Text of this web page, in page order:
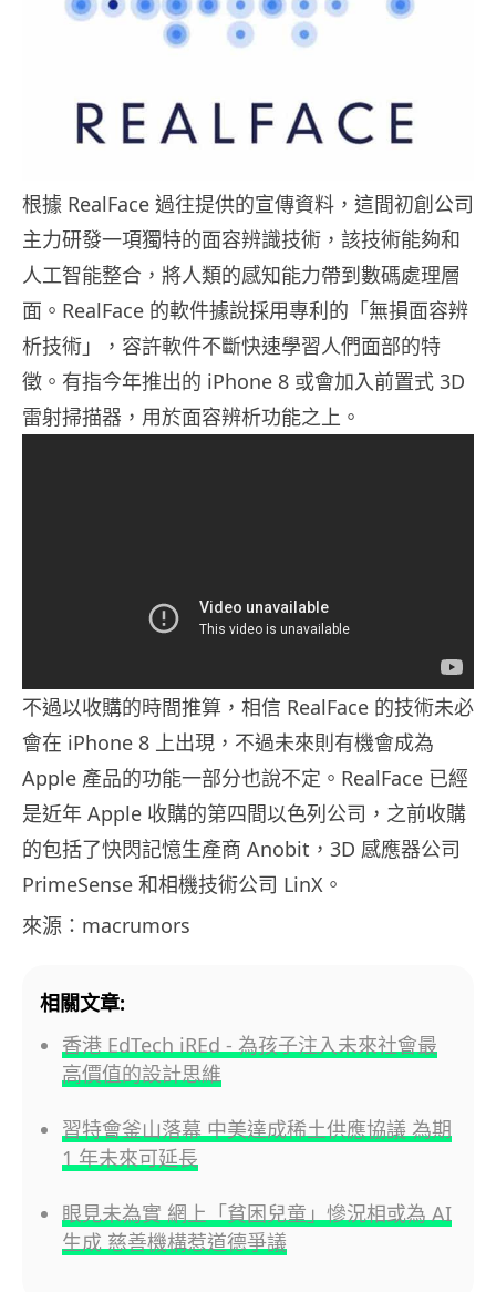
根據 RealFace 過往提供的宣傳資料，這間初創公司
主力研發一項獨特的面容辨識技術，該技術能夠和
人工智能整合，將人類的感知能力帶到數碼處理層
面。RealFace 的軟件據說採用專利的「無損面容辨
析技術」，容許軟件不斷快速學習人們面部的特
徵。有指今年推出的 iPhone 8 或會加入前置式 3D
雷射掃描器，用於面容辨析功能之上。
不過以收購的時間推算，相信 RealFace 的技術未必
會在 iPhone 8 上出現，不過未來則有機會成為
Apple 產品的功能一部分也說不定。RealFace 已經
是近年 Apple 收購的第四間以色列公司，之前收購
的包括了快閃記憶生產商 Anobit，3D 感應器公司
PrimeSense 和相機技術公司 LinX。
來源：macrumors
相關文章:
香港 EdTech iREd - 為孩子注入未來社會最
高價值的設計思維
習特會釜山落幕 中美達成稀土供應協議 為期
1 年未來可延長
眼見未為實 網上「貧困兒童」慘況相或為 AI
生成 慈善機構惹道德爭議